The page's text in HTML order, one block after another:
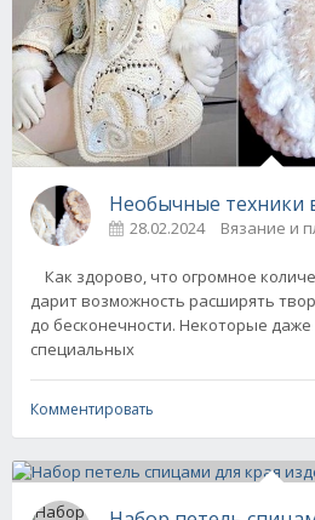
Необычные техники
28.02.2024 Вязание и
Как здорово, что огромное
дарит возможность расширять
до бесконечности. Некоторые
специальных
Комментировать